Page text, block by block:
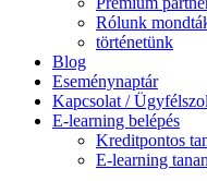
Rólunk
történetünk
Blog
Eseménynaptár
Kapcsolat /
E-learning belépés
Kreditpontos
E-learning